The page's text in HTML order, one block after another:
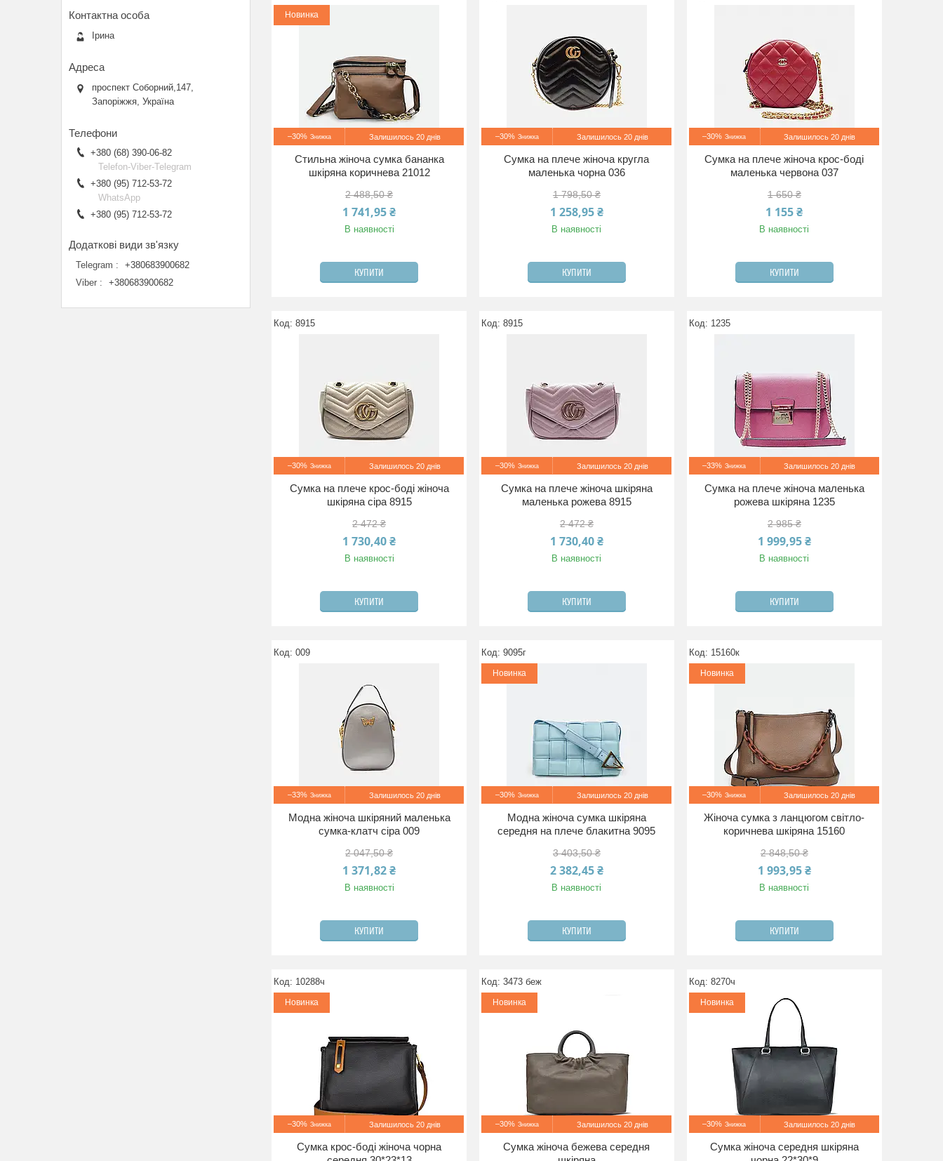
Новинка
–30% Залишилось 20 днів
Стильна жіноча сумка бананка
шкіряна коричнева 21012
2 488,50 ₴
1 741,95 ₴
В наявності
КУПИТИ
–30% Залишилось 20 днів
Сумка на плече жіноча кругла
маленька чорна 036
1 798,50 ₴
1 258,95 ₴
В наявності
КУПИТИ
–30% Залишилось 20 днів
Сумка на плече жіноча крос-боді
маленька червона 037
1 650 ₴
1 155 ₴
В наявності
КУПИТИ
8915
–30% Залишилось 20 днів
Сумка на плече крос-боді жіноча
шкіряна сіра 8915
2 472 ₴
1 730,40 ₴
В наявності
КУПИТИ
8915
–30% Залишилось 20 днів
Сумка на плече жіноча шкіряна
маленька рожева 8915
2 472 ₴
1 730,40 ₴
В наявності
КУПИТИ
1235
–33% Залишилось 20 днів
Сумка на плече жіноча маленька
рожева шкіряна 1235
2 985 ₴
1 999,95 ₴
В наявності
КУПИТИ
009
–33% Залишилось 20 днів
Модна жіноча шкіряний маленька
сумка-клатч сіра 009
2 047,50 ₴
1 371,82 ₴
В наявності
КУПИТИ
9095г
Новинка
–30% Залишилось 20 днів
Модна жіноча сумка шкіряна
середня на плече блакитна 9095
3 403,50 ₴
2 382,45 ₴
В наявності
КУПИТИ
15160к
Новинка
–30% Залишилось 20 днів
Жіноча сумка з ланцюгом світло-
коричнева шкіряна 15160
2 848,50 ₴
1 993,95 ₴
В наявності
КУПИТИ
10288ч
Новинка
–30% Залишилось 20 днів
Сумка крос-боді жіноча чорна
3473 беж
Новинка
–30% Залишилось 20 днів
Сумка жіноча бежева середня
8270ч
Новинка
–30% Залишилось 20 днів
Сумка жіноча середня шкіряна
Ірина
проспект Соборний,147,
Запоріжжя, Україна
+380 (68) 390-06-82
Telefon-Viber-Telegram
+380 (95) 712-53-72
WhatsApp
+380 (95) 712-53-72
Telegram
+380683900682
Viber
+380683900682